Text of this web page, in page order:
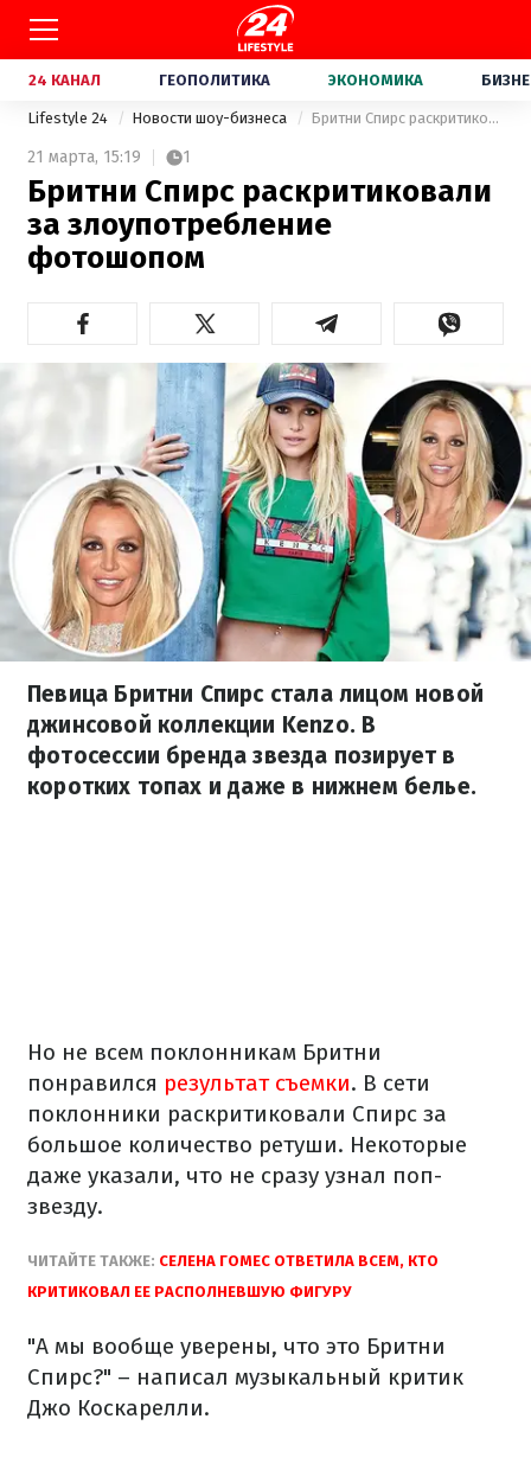
24 КАНАЛ ГЕОПОЛИТИКА ЭКОНОМИКА
Lifestyle 24 Новости шоу-бизнеса Бритни Спирс раскритиковали за злоупотребление фотошопом
21 марта, 15:19 1
Бритни Спирс раскритиковали
за злоупотребление
фотошопом
Певица Бритни Спирс стала лицом новой
джинсовой коллекции Kenzo. В
фотосессии бренда звезда позирует в
коротких топах и даже в нижнем белье.
Но не всем поклонникам Бритни
понравился результат съемки. В сети
поклонники раскритиковали Спирс за
большое количество ретуши. Некоторые
даже указали, что не сразу узнал поп-
звезду.
ЧИТАЙТЕ ТАКЖЕ: СЕЛЕНА ГОМЕС ОТВЕТИЛА ВСЕМ, КТО
КРИТИКОВАЛ ЕЕ РАСПОЛНЕВШУЮ ФИГУРУ
"А мы вообще уверены, что это Бритни
Спирс?" – написал музыкальный критик
Джо Коскарелли.